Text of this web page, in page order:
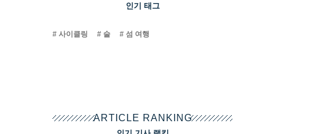
인기 태그
사이클링 술 섬 여행
ARTICLE RANKING